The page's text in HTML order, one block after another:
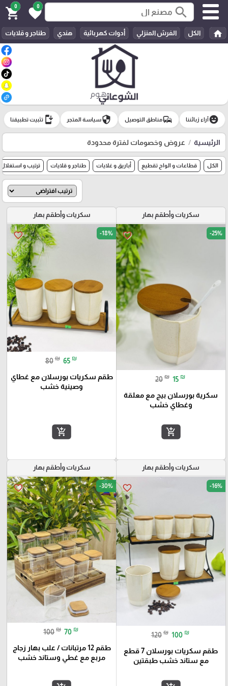
search
0
favorite
0
shopping_cart
home الكل الفرش المنزلي أدوات كهربائية هندي طناجر و قلايات
emoji_emotionsآراء زبائننا commuteمناطق التوصيل securityسياسة المتجر install_mobile تثبيت تطبيقنا
الرئيسية عروض وخصومات لفترة محدودة
الكل قطاعات و الواح تقطيع أباريق و غلايات طناجر و قلايات ترتيب و
سكريات وأطقم بهار
favorite_border -25%
20 ₪ 15 ₪
سكرية بورسلان بيج مع معلقة
وغطاي خشب
add_shopping_cart
سكريات وأطقم بهار
favorite_border -18%
80 ₪ 65 ₪
طقم سكريات بورسلان مع غطاي
وصينية خشب
add_shopping_cart
سكريات وأطقم بهار
favorite_border -16%
120 ₪ 100 ₪
طقم سكريات بورسلان 7 قطع
مع ستاند خشب طبقتين
سكريات وأطقم بهار
favorite_border -30%
100 ₪ 70 ₪
طقم 12 مرتبانات / علب بهار زجاج
مربع مع غطي وستاند خشب